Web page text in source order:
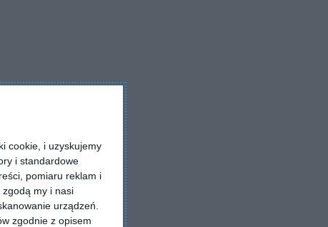
cookie, i uzyskujemy
i standardowe
pomiaru reklam i
zgodą my i nasi
urządzeń.
zgodnie z opisem